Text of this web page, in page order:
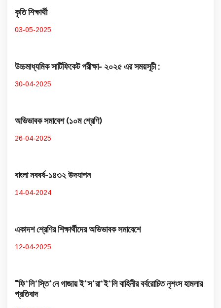
কৃতি শিক্ষার্থী
03-05-2025
উচ্চমাধ্যমিক সার্টিফিকেট পরীক্ষা- ২০২৫ এর সময়সূচী :
30-04-2025
অভিভাবক সমাবেশ (১০ম শ্রেণি)
26-04-2025
বাংলা নববর্ষ-১৪৩২ উদযাপন
14-04-2024
একাদশ শ্রেণির শিক্ষার্থীদের অভিভাবক সমাবেশে
12-04-2025
"ফি*লি*স্তি*নে গাজায় ই*স*রা*ই*লি বাহিনীর বর্বরোচিত নৃশংস হামলার
প্রতিবাদ